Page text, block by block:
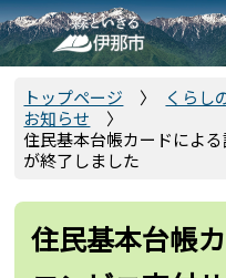
こ
の
ペ
頭
トップページ くらし
お知らせ
住民基本台帳カードによ
が終了しました
住民基本台帳